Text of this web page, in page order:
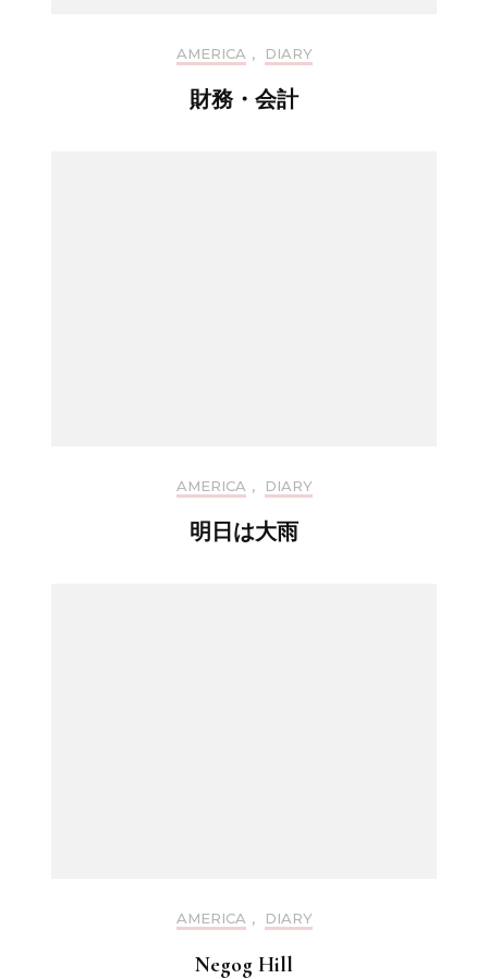
AMERICA , DIARY
財務・会計
AMERICA , DIARY
明日は大雨
AMERICA , DIARY
Negog Hill